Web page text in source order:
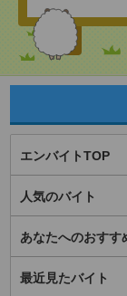
エンバイトTOP
人気のバイト
あなたへのおすす
最近見たバイト